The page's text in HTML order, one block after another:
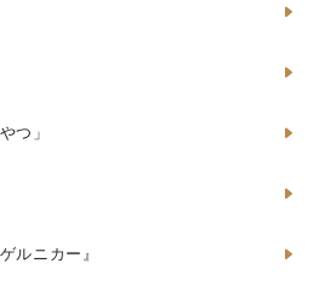
つ」
ルニカー』